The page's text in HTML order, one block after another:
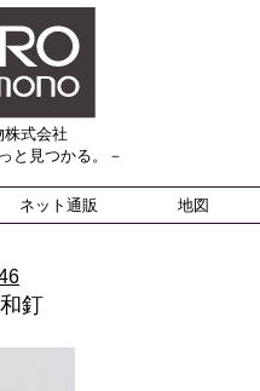
株式会社
と見つかる。－
ネット通販 地図
釘